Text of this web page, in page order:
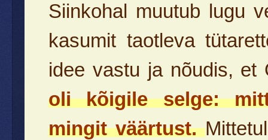
Siinkohal muutub lugu
kasumit taotleva
idee vastu ja nõudis, et
oli kõigile selge:
mingit väärtust.